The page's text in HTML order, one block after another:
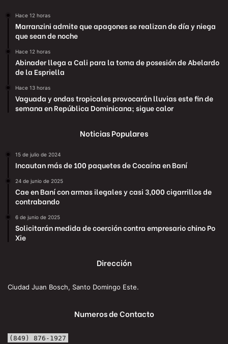
Hace 12 horas
Marranzini admite que apagones se realizan de día y niega
que sean de noche
Hace 12 horas
Abinader llega a Cali para la toma de posesión de Abelardo
de la Espriella
Hace 13 horas
Vaguada y ondas tropicales provocarán lluvias este fin de
semana en República Dominicana; sigue calor
Noticias Populares
15 de julio de 2024
Incautan más de 100 paquetes de Cocaína en Baní
24 de junio de 2025
Cae en Baní con armas ilegales y casi 3,000 cigarrillos de
contrabando
6 de junio de 2025
Solicitarán medida de coerción contra empresario chino Po
Xie
Dirección
Ciudad Juan Bosch, Santo Domingo Este.
Numeros de Contacto
(849) 876-1927